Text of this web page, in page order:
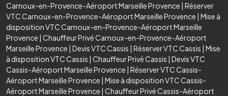
Carnoux-en-Provence-Aéroport Marseille Provence | Réserver
VTC Carnoux-en-Provence-Aéroport Marseille Provence | Mise à
disposition VTC Carnoux-en-Provence-Aéroport Marseille
Provence | Chauffeur Privé Carnoux-en-Provence-Aéroport
Marseille Provence | Devis VTC Cassis | Réserver VTC Cassis | Mise
à disposition VTC Cassis | Chauffeur Privé Cassis | Devis VTC
Cassis-Aéroport Marseille Provence | Réserver VTC Cassis-
Aéroport Marseille Provence | Mise à disposition VTC Cassis-
Aéroport Marseille Provence | Chauffeur Privé Cassis-Aéroport